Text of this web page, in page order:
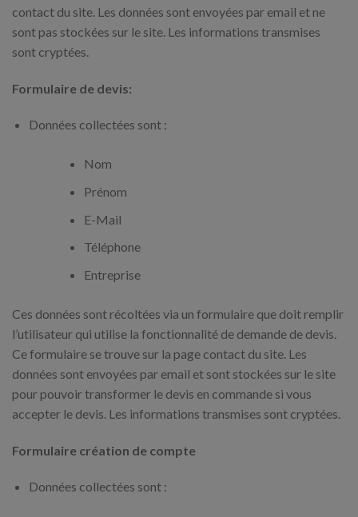
contact du site. Les données sont envoyées par email et ne
sont pas stockées sur le site. Les informations transmises
sont cryptées.
Formulaire de devis:
Données collectées sont :
Nom
Prénom
E-Mail
Téléphone
Entreprise
Ces données sont récoltées via un formulaire que doit remplir
l’utilisateur qui utilise la fonctionnalité de demande de devis.
Ce formulaire se trouve sur la page contact du site. Les
données sont envoyées par email et sont stockées sur le site
pour pouvoir transformer le devis en commande si vous
accepter le devis. Les informations transmises sont cryptées.
Formulaire création de compte
Données collectées sont :